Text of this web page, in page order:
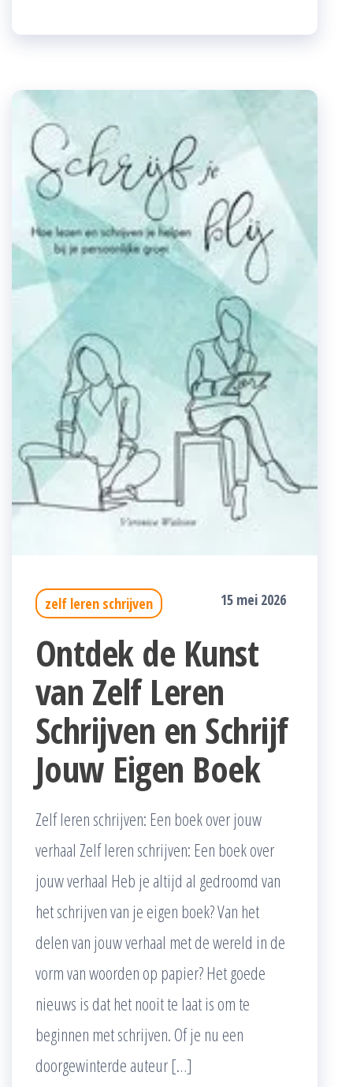
zelf leren schrijven 15 mei 2026
Ontdek de Kunst
van Zelf Leren
Schrijven en Schrijf
Jouw Eigen Boek
Zelf leren schrijven: Een boek over jouw
verhaal Zelf leren schrijven: Een boek over
jouw verhaal Heb je altijd al gedroomd van
het schrijven van je eigen boek? Van het
delen van jouw verhaal met de wereld in de
vorm van woorden op papier? Het goede
nieuws is dat het nooit te laat is om te
beginnen met schrijven. Of je nu een
doorgewinterde auteur […]